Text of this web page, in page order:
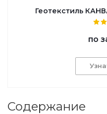
Геотекстиль
по
Содержание